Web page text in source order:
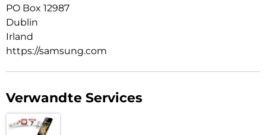
PO Box 12987
Dublin
Irland
https://samsung.com
Verwandte Services